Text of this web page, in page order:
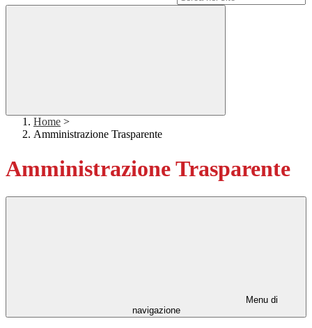
Home >
Amministrazione Trasparente
Amministrazione Trasparente
Menu di
navigazione